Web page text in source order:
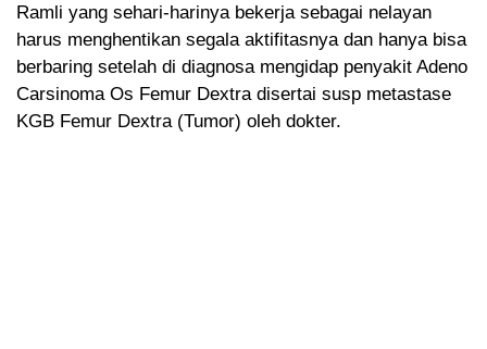
Ramli yang sehari-harinya bekerja sebagai nelayan
harus menghentikan segala aktifitasnya dan hanya bisa
berbaring setelah di diagnosa mengidap penyakit Adeno
Carsinoma Os Femur Dextra disertai susp metastase
KGB Femur Dextra (Tumor) oleh dokter.